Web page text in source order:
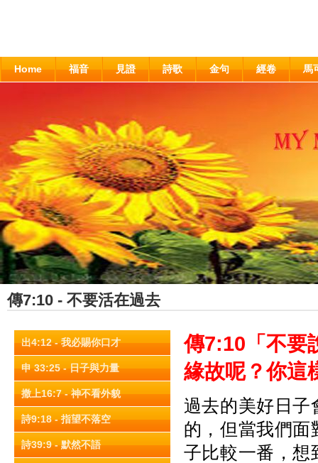
Home 福音 見證 詩歌 金句 經卷 馬
傳7:10 - 不要活在過去
出4:12 - 我必賜你口才
申 33:25 - 日子與力量
撒上16:7 - 神不看外貌
詩9:18 - 指望不落空
詩39:9 - 默然不語
傳7:10 「不
緣故呢？你這
過去的美好日子
的，但當我們面
子比較一番，想